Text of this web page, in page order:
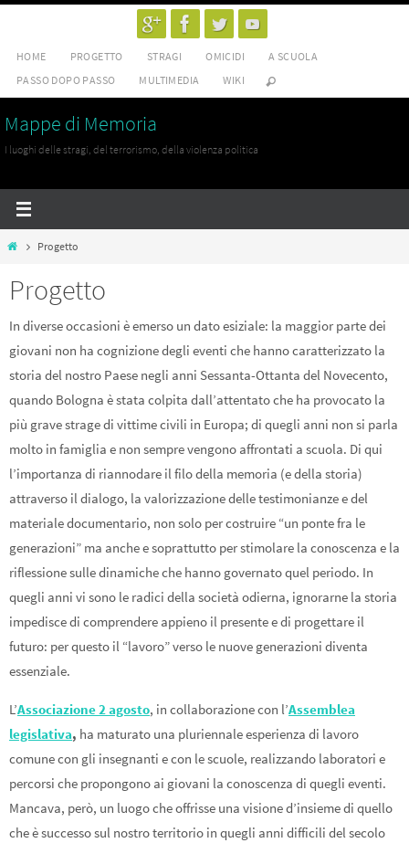
contenuto
HOME PROGETTO STRAGI OMICIDI
A SCUOLA
PASSO DOPO PASSO
MULTIMEDIA WIKI
Mappe di Memoria
I luoghi delle stragi, del terrorismo, della violenza politica
HomeProgetto
Progetto
In diverse occasioni è emerso un dato esiziale: la maggior parte dei
giovani non ha cognizione degli eventi che hanno caratterizzato la
storia del nostro Paese negli anni Sessanta-Ottanta del Novecento,
quando Bologna è stata colpita dall’attentato che ha provocato la
più grave strage di vittime civili in Europa; di quegli anni non si parla
molto in famiglia e non sempre vengono affrontati a scuola. Di qui
l’importanza di riannodare il filo della memoria (e della storia)
attraverso il dialogo, la valorizzazione delle testimonianze e del
materiale documentario, non solo per costruire “un ponte fra le
generazioni” ma anche e soprattutto per stimolare la conoscenza e la
riflessione sulle dinamiche che hanno governato quel periodo. In
quegli anni vi sono le radici della società odierna, ignorarne la storia
impedisce di comprendere appieno il presente e di progettare il
futuro: per questo il “lavoro” verso le nuove generazioni diventa
essenziale.
L’Associazione 2 agosto, in collaborazione con l’Assemblea
legislativa, ha maturato una pluriennale esperienza di lavoro
comune con gli insegnanti e con le scuole, realizzando laboratori e
percorsi che propongono ai giovani la conoscenza di quegli eventi.
Mancava, però, un luogo che offrisse una visione d’insieme di quello
che è successo sul nostro territorio in quegli anni difficili del secolo